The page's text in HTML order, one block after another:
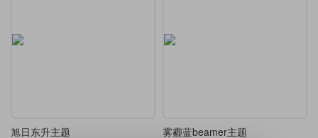
旭日东升主题 雾霾蓝beamer主题